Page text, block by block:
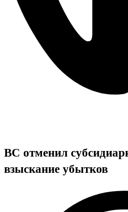
ВС отменил
взыскание убытков